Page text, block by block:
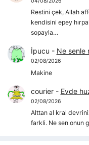
Restini çek, Allah
kendisini epey
sopayla…
İpucu - Ne senle
02/08/2026
Makine
courier- Evde
02/08/2026
Alttan al kral
farkli. Ne sen onun